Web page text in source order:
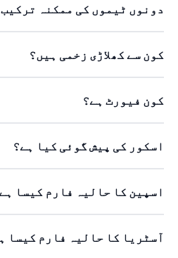
دونوں ٹیموں کی ممکنہ
کون سے کھلاڑی زخمی ہیں؟
کون فیورٹ ہے؟
اسکور کی پیش گوئی کیا ہے؟
اسپین کا حالیہ فارم کیسا
آسٹریا کا حالیہ فارم کیسا